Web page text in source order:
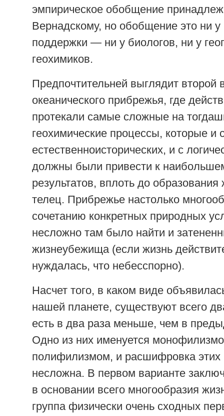
эмпирическое обобщение
Вернадскому, но обобщение это ни
поддержки — ни у биологов, ни у
геохимиков.
Предпочтительней выглядит второй
океанического прибрежья, где
протекали самые сложные на
геохимические процессы, которые и
естественноисторических, и с
должны были привести к
результатов, вплоть до
телец. Прибрежье настолько
сочетанию конкретных природных
несложно там было найти и
жизнеубежища (если жизнь
нуждалась, что небесспорно).
Насчет того, в каком виде
нашей планете, существуют всего
есть в два раза меньше, чем в
Одно из них именуется
полифилизмом, и расшифровка этих
несложна. В первом варианте
в основании всего многообразия
группа физически очень сходных